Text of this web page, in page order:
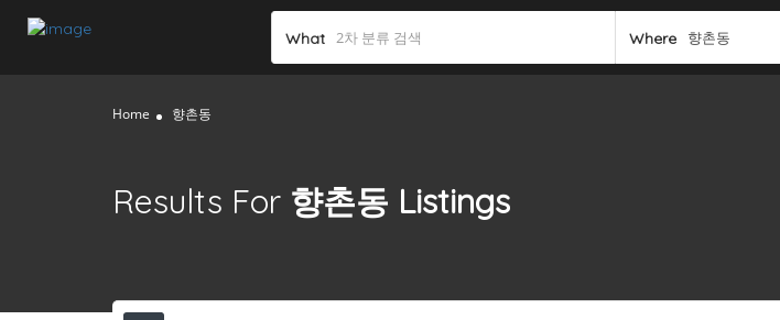
What Where 향촌동
Home 향촌동
Results For 향촌동 Listings